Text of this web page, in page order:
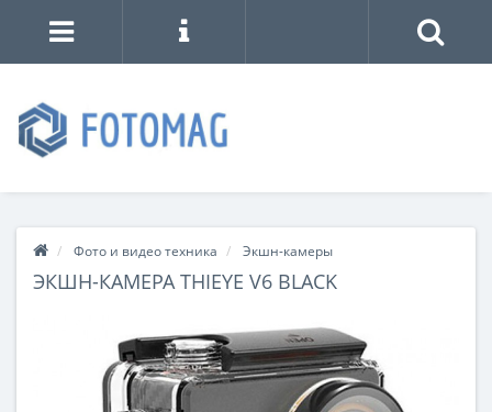
Фото и видео техника Экшн-камеры
ЭКШН-КАМЕРА THIEYE V6 BLACK